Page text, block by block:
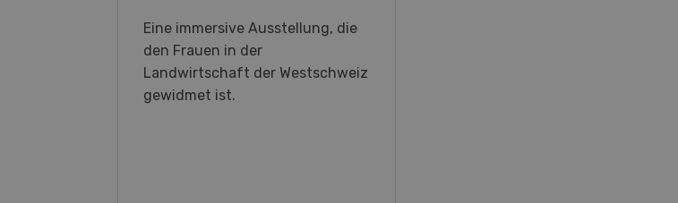
Eine immersive Ausstellung, die
den Frauen in der
Landwirtschaft der Westschweiz
gewidmet ist.